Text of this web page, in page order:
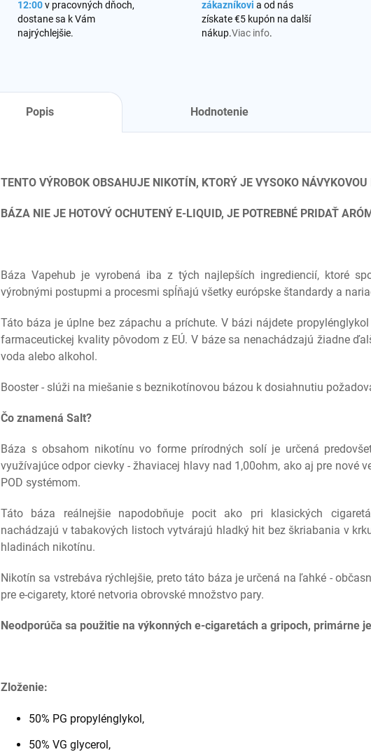
12:00v pracovných dňoch,
dostane sa k Vám
najrýchlejšie.
zákazníkovi a od nás
získate €5 kupón na další
nákup.Viac info.
Popis Hodnotenie
TENTO VÝROBOK OBSAHUJE NIKOTÍN, KTORÝ JE VYSOKO NÁVYKOVOU
BÁZA NIE JE HOTOVÝ OCHUTENÝ E-LIQUID, JE POTREBNÉ PRIDAŤ
Báza Vapehub je vyrobená iba z tých najlepších ingrediencií, ktoré
výrobnými postupmi a procesmi spĺňajú všetky európske štandardy a
Táto báza je úplne bez zápachu a príchute. V bázi nájdete
farmaceutickej kvality pôvodom z EÚ. V báze sa nenachádzajú žiadne
voda alebo alkohol.
Booster - slúži na miešanie s beznikotínovou bázou k dosiahnutiu
Čo znamená Salt?
Báza s obsahom nikotínu vo forme prírodných solí je určená
využívajúce odpor cievky - žhaviacej hlavy nad 1,00ohm, ako aj pre nové
POD systémom.
Táto báza reálnejšie napodobňuje pocit ako pri klasických
nachádzajú v tabakových listoch vytvárajú hladký hit bez škriabania v
hladinách nikotínu.
Nikotín sa vstrebáva rýchlejšie, preto táto báza je určená na ľahké -
pre e-cigarety, ktoré netvoria obrovské množstvo pary.
Neodporúča sa použitie na výkonných e-cigaretách a gripoch, primárne
Zloženie:
50% PG propylénglykol,
50% VG glycerol,